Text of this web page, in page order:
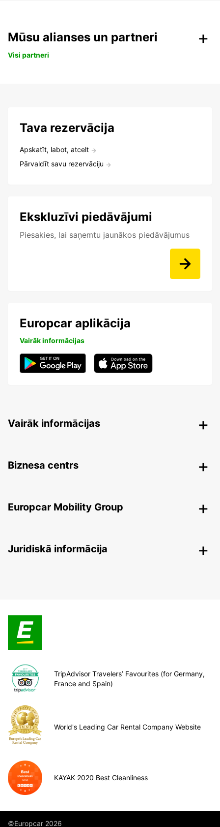
Mūsu alianses un partneri
Visi partneri
Tava rezervācija
Apskatīt, labot, atcelt
Pārvaldīt savu rezervāciju
Ekskluzīvi piedāvājumi
Piesakies, lai saņemtu jaunākos piedāvājumus
Europcar aplikācija
Vairāk informācijas
Vairāk informācijas
Biznesa centrs
Europcar Mobility Group
Juridiskā informācija
TripAdvisor Travelers’ Favourites (for Germany,
France and Spain)
World's Leading Car Rental Company Website
KAYAK 2020 Best Cleanliness
©Europcar 2026